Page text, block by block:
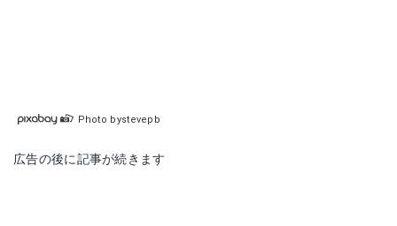
Photo bystevepb
広告の後に記事が続きます